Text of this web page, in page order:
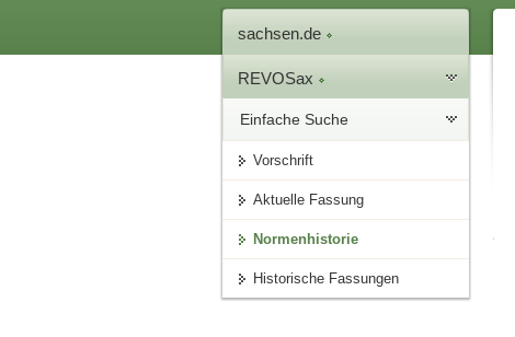
sachsen.de
REVOSax
Einfache Suche
Vorschrift
Aktuelle Fassung
Normenhistorie
Historische Fassungen